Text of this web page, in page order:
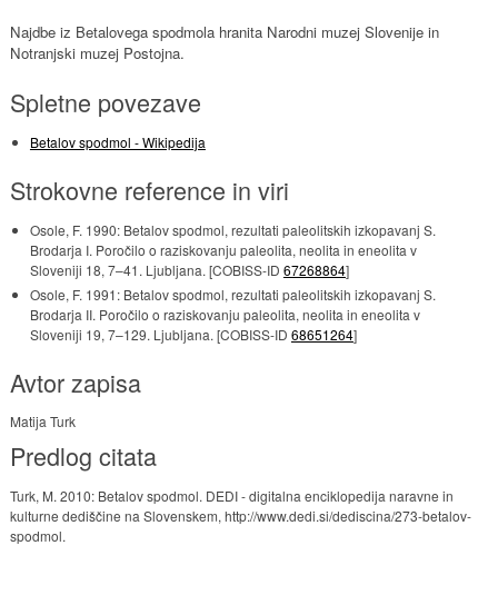
Najdbe iz Betalovega spodmola hranita Narodni muzej Slovenije in
Notranjski muzej Postojna.
Spletne povezave
Betalov spodmol - Wikipedija
Strokovne reference in viri
Osole, F. 1990: Betalov spodmol, rezultati paleolitskih izkopavanj S.
Brodarja I. Poročilo o raziskovanju paleolita, neolita in eneolita v
Sloveniji 18, 7–41. Ljubljana. [COBISS-ID 67268864]
Osole, F. 1991: Betalov spodmol, rezultati paleolitskih izkopavanj S.
Brodarja II. Poročilo o raziskovanju paleolita, neolita in eneolita v
Sloveniji 19, 7–129. Ljubljana. [COBISS-ID 68651264]
Avtor zapisa
Matija Turk
Predlog citata
Turk, M. 2010: Betalov spodmol. DEDI - digitalna enciklopedija naravne in
kulturne dediščine na Slovenskem, http://www.dedi.si/dediscina/273-betalov-
spodmol.